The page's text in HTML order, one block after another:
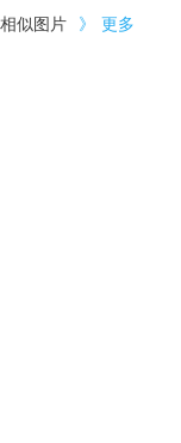
相似图片 》 更多